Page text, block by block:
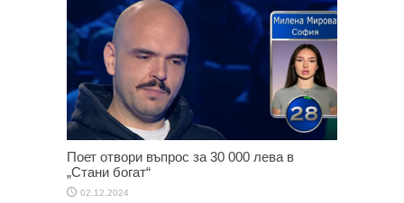
Поет отвори въпрос за 30 000 лева в
„Стани богат“
02.12.2024